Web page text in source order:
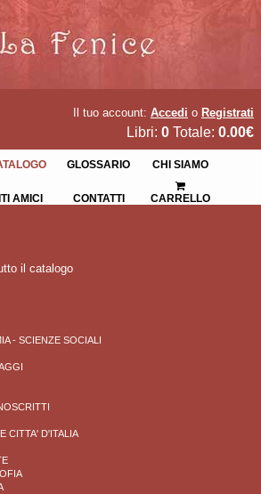
Il tuo account: Accedi o Registrati
Libri: 0 Totale: 0.00€
GLOSSARIO CHI SIAMO
AMICI CONTATTI CARRELLO
il catalogo
- SCIENZE SOCIALI
CITTA' D'ITALIA